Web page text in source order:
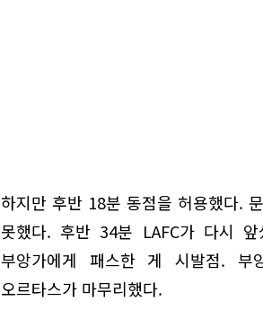
하지만 후반 18분 동점을 허용했다.
못했다. 후반 34분 LAFC가 다시
부앙가에게 패스한 게 시발점.
오르타스가 마무리했다.